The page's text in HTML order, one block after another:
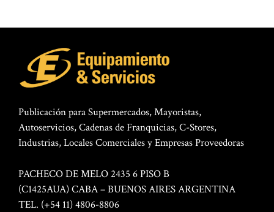
Publicación para Supermercados, Mayoristas,
Autoservicios, Cadenas de Franquicias, C-Stores,
Industrias, Locales Comerciales y Empresas Proveedoras
PACHECO DE MELO 2435 6 PISO B
(C1425AUA) CABA – BUENOS AIRES ARGENTINA
TEL. (+54 11) 4806-8806